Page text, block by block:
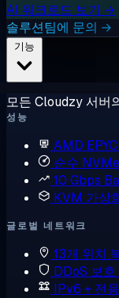
AI 워크로드 보기 →
솔루션팀에 문의 →
모든 Cloudzy 서버
성능
AMD
순수
10 Gbps
KVM 가상
글로벌 네트워크
13개 위치
DDoS 보호
IPv6 + 전